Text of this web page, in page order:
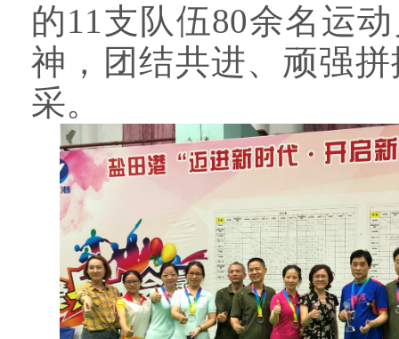
的11支队伍80余名运
神，团结共进、顽强
采。